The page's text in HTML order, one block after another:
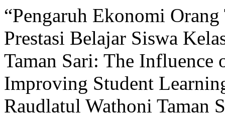
“Pengaruh Ekonomi
Prestasi Belajar Siswa
Taman Sari: The Influence
Improving Student
Raudlatul Wathoni Taman